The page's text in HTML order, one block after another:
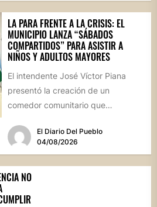
LA PARA FRENTE A LA CRISIS: EL
MUNICIPIO LANZA “SÁBADOS
COMPARTIDOS” PARA ASISTIR A
NIÑOS Y ADULTOS MAYORES
El intendente José Víctor Piana
presentó la creación de un
comedor comunitario que
Salón...
El Diario Del Pueblo
04/08/2026
NO